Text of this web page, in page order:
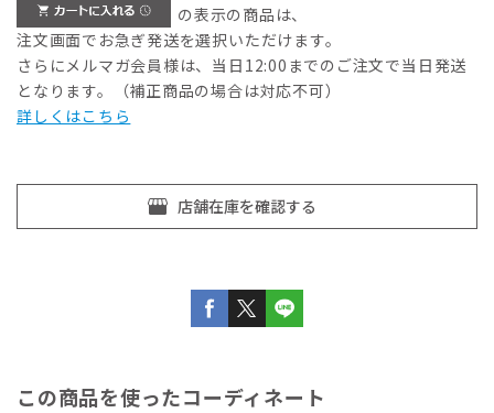
の表示の商品は、
注文画面でお急ぎ発送を選択いただけます。
さらにメルマガ会員様は、当日12:00までのご注文で当日発送
となります。（補正商品の場合は対応不可）
詳しくはこちら
この商品を使ったコーディネート